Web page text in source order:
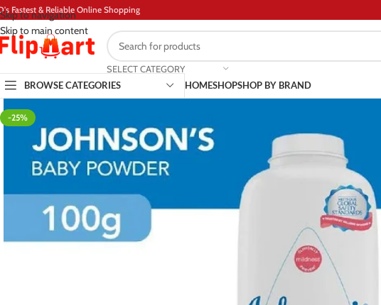
Skip to navigation
Skip to main content
Fastest & Reliable Online Shopping
SELECT CATEGORY
BROWSE CATEGORIES
HOMESHOPSHOP BY BRAND
-25%